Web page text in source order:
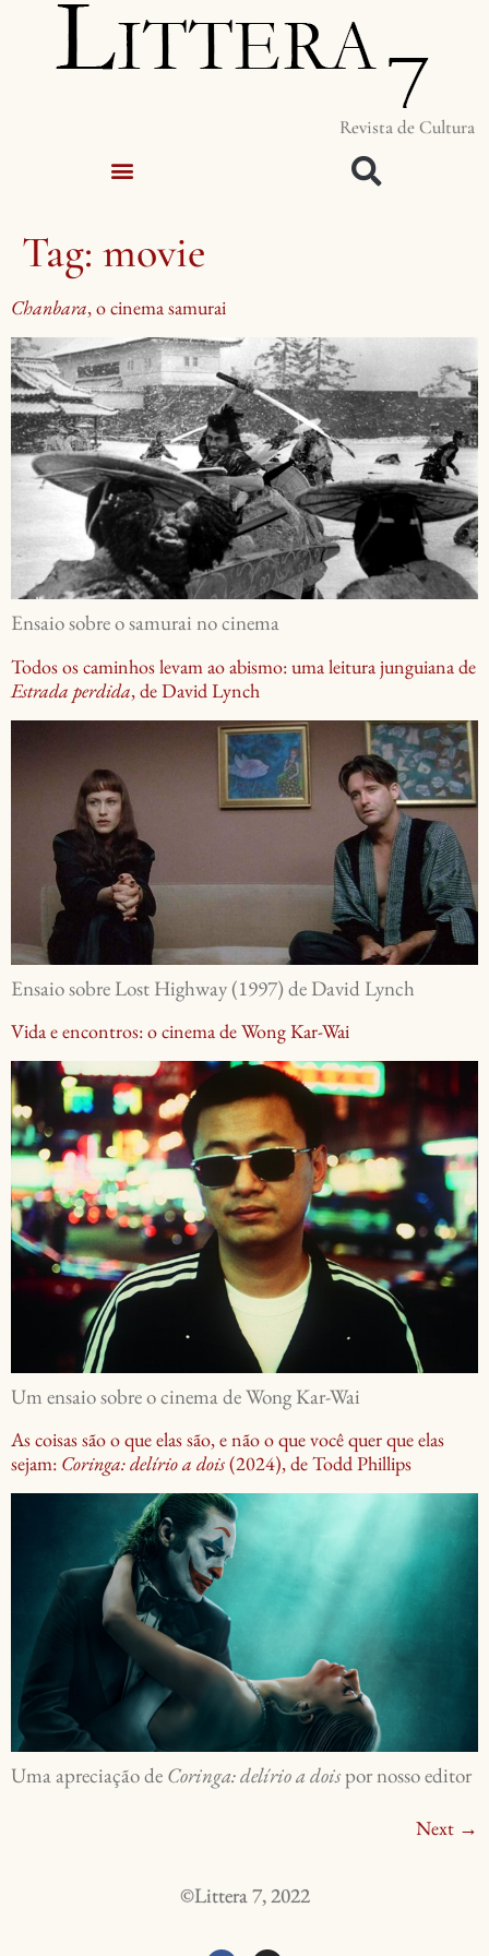
Revista de Cultura
Tag: movie
Chanbara, o cinema samurai
Ensaio sobre o samurai no cinema
Todos os caminhos levam ao abismo: uma leitura junguiana de
Estrada perdida, de David Lynch
Ensaio sobre Lost Highway (1997) de David Lynch
Vida e encontros: o cinema de Wong Kar-Wai
Um ensaio sobre o cinema de Wong Kar-Wai
As coisas são o que elas são, e não o que você quer que elas
sejam: Coringa: delírio a dois(2024), de Todd Phillips
Uma apreciação de Coringa: delírio a dois por nosso editor
Next →
©Littera 7, 2022